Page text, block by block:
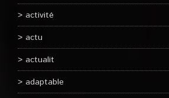
activité
actu
actualit
adaptable